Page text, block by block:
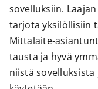
sovelluksiin.
tarjota yksilöllisiin
Mittalaite-
tausta ja hyvä
niistä